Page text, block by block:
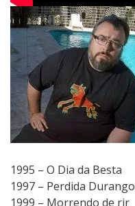
1995 – O Dia da Besta
1997 – Perdida Durango
1999 – Morrendo de rir